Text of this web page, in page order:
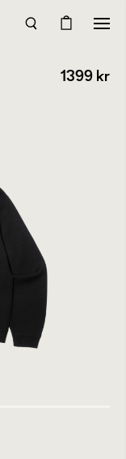
1399 kr